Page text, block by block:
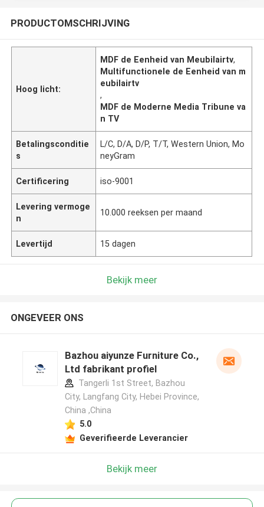
PRODUCTOMSCHRIJVING
Hoog licht:
MDF de Eenheid van Meubilairtv,
Multifunctionele de Eenheid van m
eubilairtv
,
MDF de Moderne Media Tribune va
n TV
Betalingsconditie
s
L/C, D/A, D/P, T/T, Western Union, Mo
neyGram
Certificering iso-9001
Levering vermoge
n
10.000 reeksen per maand
Levertijd 15 dagen
Bekijk meer
ONGEVEER ONS
Bazhou aiyunze Furniture Co.,
Ltd fabrikant profiel
Tangerli 1st Street, Bazhou
City, Langfang City, Hebei Province,
China ,China
5.0
Geverifieerde Leverancier
Bekijk meer